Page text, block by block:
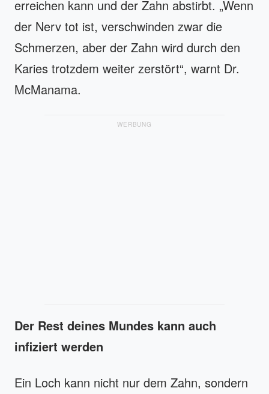
erreichen kann und der Zahn abstirbt. „Wenn
der Nerv tot ist, verschwinden zwar die
Schmerzen, aber der Zahn wird durch den
Karies trotzdem weiter zerstört“, warnt Dr.
McManama.
WERBUNG
Der Rest deines Mundes kann auch
infiziert werden
Ein Loch kann nicht nur dem Zahn, sondern